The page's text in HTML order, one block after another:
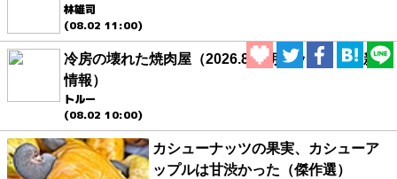
林雄司
(08.02 11:00)
冷房の壊れた焼肉屋（2026.8.2 朝エッセイと更新
情報）
トルー
(08.02 10:00)
カシューナッツの果実、カシューア
ップルは甘渋かった（傑作選）